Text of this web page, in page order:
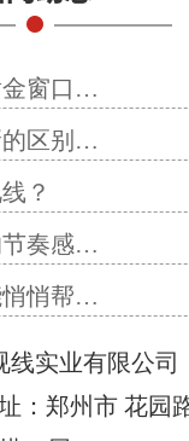
金窗口…
的区别…
？
节奏感…
悄悄帮…
线实业有限公司
：郑州市 花园